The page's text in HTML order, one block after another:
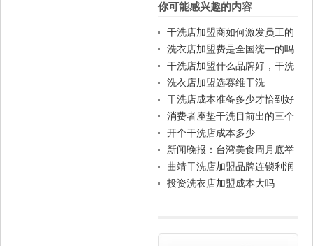
你可能感兴趣的内容
干洗店加盟商如何激发员工的
积极性
洗衣店加盟费是全国统一的吗
干洗店加盟什么品牌好，干洗
店品牌十大排名
洗衣店加盟选赛维干洗
干洗店成本准备多少才恰到好
处？
消费者座垫干洗目前出的三个
问题
开个干洗店成本多少
新闻晚报：台湾美食周月底举
行 台湾花车今晚首次亮相
曲靖干洗店加盟品牌连锁利润
高吗？
投资洗衣店加盟成本大吗